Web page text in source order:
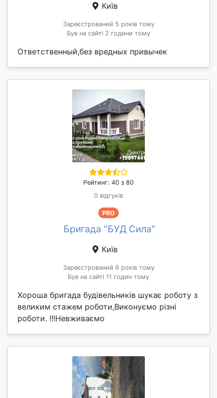
Київ
Зареєстрований 5 років тому
Був на сайті 2 години тому
Ответственный,без вредных привычек
Рейтинг: 40 з 80
0 відгуків
PRO
Бригада "БУД Сила"
Київ
Зареєстрований 6 років тому
Був на сайті 11 годин тому
Хороша бригада будівельників шукає роботу з
великим стажем роботи,Виконуємо різні
роботи. !!!Невживаємо